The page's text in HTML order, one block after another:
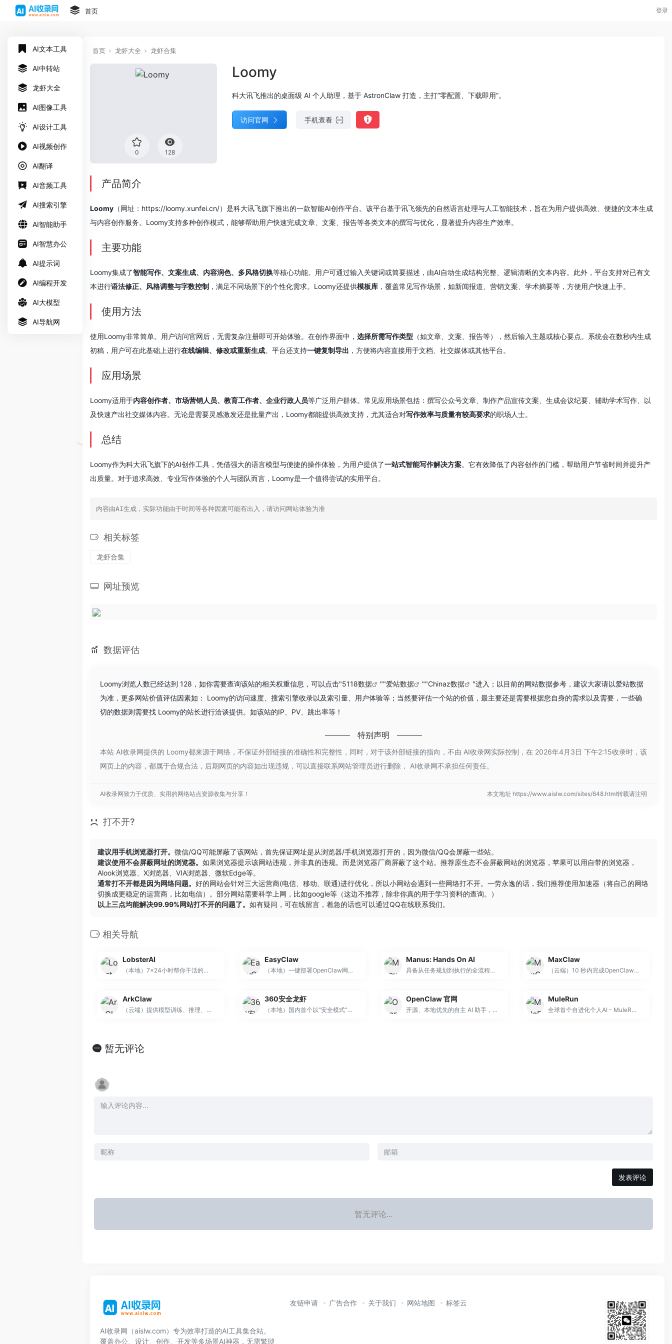
首页 登录
AI文本工具
AI中转站
龙虾大全
AI图像工具
AI设计工具
AI视频创作
AI翻译
AI音频工具
AI搜索引擎
AI智能助手
AI智慧办公
AI提示词
AI编程开发
AI大模型
AI导航网
首页 龙虾大全 龙虾合集
0 128
Loomy
科大讯飞推出的桌面级 AI 个人助理，基于 AstronClaw 打造，主打”零配置、下载即用”。
访问官网 手机查看
产品简介
Loomy （网址：https://loomy.xunfei.cn/）是科大讯飞旗下推出的一款智能AI创作平台。该平台基于讯飞领先的自然语言处理与人工智能技术，旨在为用户提供高效、便捷的文本生成
与内容创作服务。Loomy支持多种创作模式，能够帮助用户快速完成文章、文案、报告等各类文本的撰写与优化，显著提升内容生产效率。
主要功能
Loomy集成了智能写作、文案生成、内容润色、多风格切换等核心功能。用户可通过输入关键词或简要描述，由AI自动生成结构完整、逻辑清晰的文本内容。此外，平台支持对已有文
本进行语法修正、风格调整与字数控制 ，满足不同场景下的个性化需求。Loomy还提供模板库 ，覆盖常见写作场景，如新闻报道、营销文案、学术摘要等，方便用户快速上手。
使用方法
使用Loomy非常简单。用户访问官网后，无需复杂注册即可开始体验。在创作界面中， 选择所需写作类型 （如文章、文案、报告等），然后输入主题或核心要点。系统会在数秒内生成
初稿，用户可在此基础上进行在线编辑、修改或重新生成。平台还支持一键复制导出 ，方便将内容直接用于文档、社交媒体或其他平台。
应用场景
Loomy适用于内容创作者、市场营销人员、教育工作者、企业行政人员等广泛用户群体。常见应用场景包括：撰写公众号文章、制作产品宣传文案、生成会议纪要、辅助学术写作、以
及快速产出社交媒体内容。无论是需要灵感激发还是批量产出，Loomy都能提供高效支持，尤其适合对写作效率与质量有较高要求的职场人士。
总结
Loomy作为科大讯飞旗下的AI创作工具，凭借强大的语言模型与便捷的操作体验，为用户提供了一站式智能写作解决方案。它有效降低了内容创作的门槛，帮助用户节省时间并提升产
出质量。对于追求高效、专业写作体验的个人与团队而言，Loomy是一个值得尝试的实用平台。
内容由AI生成，实际功能由于时间等各种因素可能有出入，请访问网站体验为准
相关标签
龙虾合集
网址预览
数据评估
Loomy浏览人数已经达到 128，如你需要查询该站的相关权重信息，可以点击"5118数据 ""爱站数据 ""Chinaz数据
"进入；以目前的网站数据参考，建议大家请以爱站数据
为准，更多网站价值评估因素如： Loomy的访问速度、搜索引擎收录以及索引量、用户体验等；当然要评估一个站的价值，最主要还是需要根据您自身的需求以及需要，一些确
切的数据则需要找 Loomy的站长进行洽谈提供。如该站的IP、PV、跳出率等！
特别声明
本站 AI收录网提供的 Loomy都来源于网络，不保证外部链接的准确性和完整性，同时，对于该外部链接的指向，不由 AI收录网实际控制，在 2026年4月3日 下午2:15收录时，该
网页上的内容，都属于合规合法，后期网页的内容如出现违规，可以直接联系网站管理员进行删除， AI收录网不承担任何责任。
AI收录网致力于优质、实用的网络站点资源收集与分享！ 本文地址 https://www.aislw.com/sites/648.html转载请注明
打不开?
建议用手机浏览器打开。 微信/QQ可能屏蔽了该网站，首先保证网址是从浏览器/手机浏览器打开的，因为微信/QQ会屏蔽一些站。
建议使用不会屏蔽网址的浏览器。 如果浏览器提示该网站违规，并非真的违规。而是浏览器厂商屏蔽了这个站。推荐原生态不会屏蔽网站的浏览器，苹果可以用自带的浏览器，
Alook浏览器
X浏览器 VIA浏览器 微软Edge等。
通常打不开都是因为网络问题。 好的网站会针对三大运营商(电信、移动、联通)进行优化，所以小网站会遇到一些网络打不开。一劳永逸的话，我们推荐使用加速器（将自己的网络
切换成更稳定的运营商，比如电信）。部分网站需要科学上网，比如google等（这边不推荐，除非你真的用于学习资料的查询。）
以上三点均能解决99.99%网站打不开的问题了。 如有疑问，可在线留言，着急的话也可以通过QQ在线联系我们。
相关导航
LobsterAI
（本地）7×24小时帮你干活的全场景个人助理 Agent，能够主动执行任务、管理流程、跨平台协作
EasyClaw
（本地）一键部署OpenClaw网关、可视化技能配置、多平台聊天应用集成、本地文件管理、邮件处理、网页自动化等
Manus: Hands On AI
具备从任务规划到执行的全流程自动化能力，可独立完成报告撰写、数据分析、跨平台操作等
MaxClaw
（云端）10 秒内完成OpenClaw云端部署，无需配置服务器，零维护负担
ArkClaw
（云端）提供模型训练、推理、评测、精调等全方位功能与服务
360安全龙虾
（本地）国内首个以“安全模式”为核心设计的OpenClaw智能体产品
OpenClaw 官网
开源、本地优先的自主 AI 助手，运行在你的电脑或服务器上
MuleRun
全球首个自进化个人AI - MuleRun（骡子快跑）
暂无评论
发表评论
暂无评论...
AI收录网（aislw.com）专为效率打造的AI工具集合站。
覆盖办公、设计、创作、开发等多场景AI神器，无需繁琐
友链申请 广告合作 关于我们 网站地图 标签云